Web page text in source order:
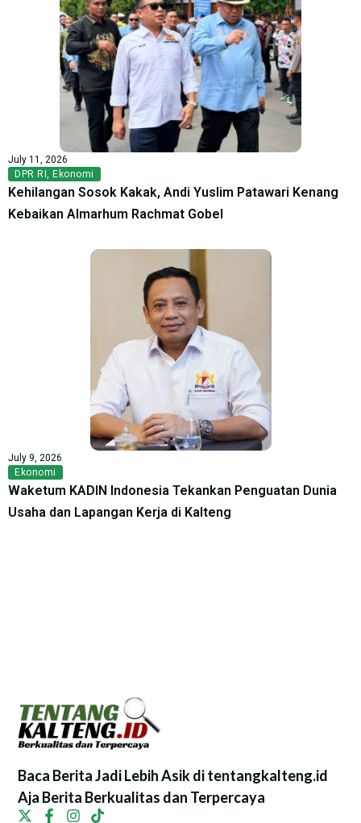
July 11, 2026
DPR RI Ekonomi
Kehilangan Sosok Kakak, Andi Yuslim Patawari Kenang
Kebaikan Almarhum Rachmat Gobel
July 9, 2026
Ekonomi
Waketum KADIN Indonesia Tekankan Penguatan Dunia
Usaha dan Lapangan Kerja di Kalteng
Baca Berita Jadi Lebih Asik di tentangkalteng.id
Aja Berita Berkualitas dan Terpercaya